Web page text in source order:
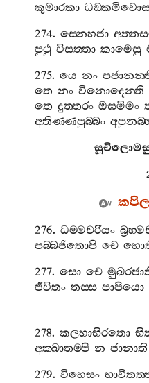
කුමාරකා
274.ස‍්නෙහජා
පුථු විසත‍්තා කාමෙසු
275.යෙ නං
තෙ නං විනොදෙන‍්ති
තෙ දුත‍්තරං ඔඝමිමං
අතිණ‍්ණපුබ‍්බං
276.ධම‍්මචරියං
පබ‍්බජිතොපි චෙ
277.සො චෙ
ජීවිතං තස‍්ස පාපියො
278.කලහාභිරතො
අක‍්ඛාතම‍්පි න ජානාති
279.විහෙසං